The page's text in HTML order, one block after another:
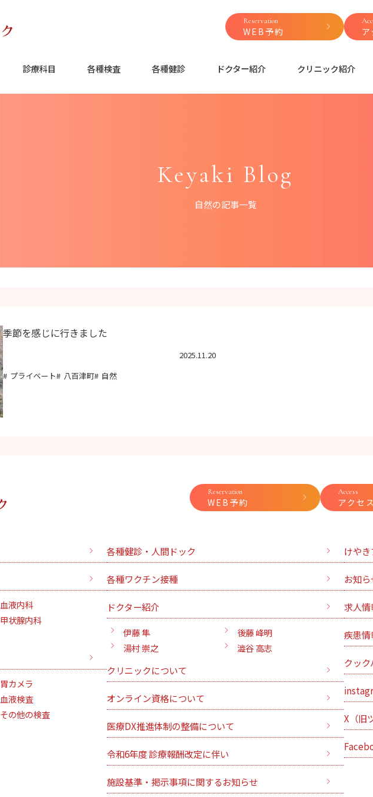
Reservation
WEB予約 ア
診療科目 各種検査 各種健診 ドクター紹介 クリニック紹介
Keyaki Blog
自然の記事一覧
季節を感じに行きました
2025.11.20
プライベート
八百津町 自然
Reservation
WEB予約
Access
アクセス
血液内科
甲状腺内科
胃カメラ
血液検査
その他の検査
各種健診・人間ドック
各種ワクチン接種
ドクター紹介
伊藤 隼
後藤 峰明
湯村 崇之
澁谷 高志
クリニックについて
オンライン資格について
医療DX推進体制の整備について
令和6年度 診療報酬改定に伴い
施設基準・掲示事項に関するお知らせ
けや
お知ら
求人情
疾患情
クック
X（旧